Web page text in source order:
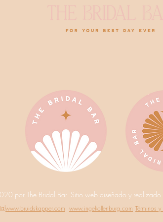
por The Bridal Bar. Sitio web diseñado y realizado
www.bruidskapper.com www.ingekollenburg.com Términos